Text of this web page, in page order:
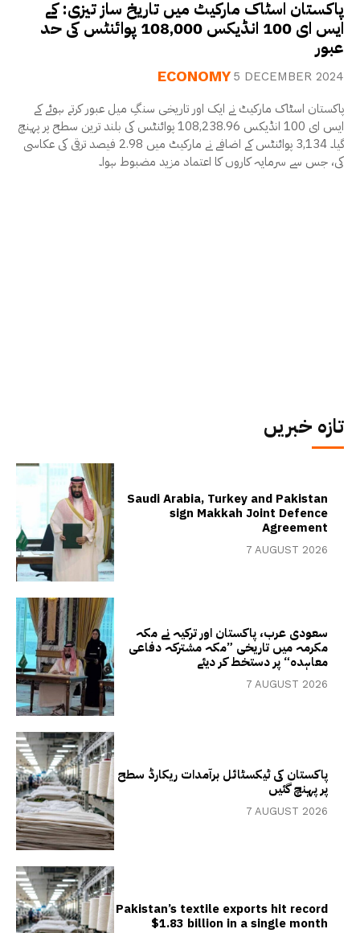
پاکستان اسٹاک مارکیٹ میں تاریخ ساز تیزی: کے
ایس ای 100 انڈیکس 108,000 پوائنٹس کی حد
عبور
ECONOMY 5 DECEMBER 2024
پاکستان اسٹاک مارکیٹ نے ایک اور تاریخی سنگِ میل عبور کرتے ہوئے کے
ایس ای 100 انڈیکس 108,238.96 پوائنٹس کی بلند ترین سطح پر پہنچ
گیا۔ 3,134 پوائنٹس کے اضافے نے مارکیٹ میں 2.98 فیصد ترقی کی عکاسی
کی، جس سے سرمایہ کاروں کا اعتماد مزید مضبوط ہوا۔
تازہ خبریں
Saudi Arabia, Turkey and Pakistan
sign Makkah Joint Defence
Agreement
7 AUGUST 2026
سعودی عرب، پاکستان اور ترکیہ نے مکہ
مکرمہ میں تاریخی ”مکہ مشترکہ دفاعی
معاہدہ“ پر دستخط کر دیئے
7 AUGUST 2026
پاکستان کی ٹیکسٹائل برآمدات ریکارڈ سطح
پر پہنچ گئیں
7 AUGUST 2026
Pakistan’s textile exports hit record
$1.83 billion in a single month